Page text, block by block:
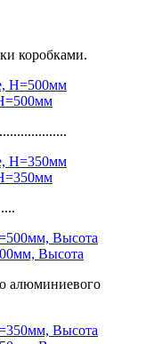
коробками.
Высота
алюминиевого